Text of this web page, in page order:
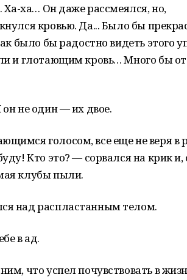
Ха-ха… Он даже рассмеялся, но,
кровью. Да... Было бы
было бы радостно видеть этого
и глотающим кровь… Много бы
не один — их двое.
голосом, все еще не веря в
Кто это? — сорвался на крик
клубы пыли.
над распластанным телом.
в ад.
что успел почувствовать в